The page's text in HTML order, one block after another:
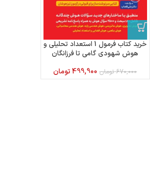
خرید کتاب فرمول 1 استعداد تحلیلی و
هوش شهودی گامی تا فرزانگان
670,000 تومان 499,900تومان